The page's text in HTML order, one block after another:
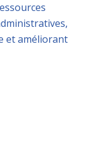
et améliorant